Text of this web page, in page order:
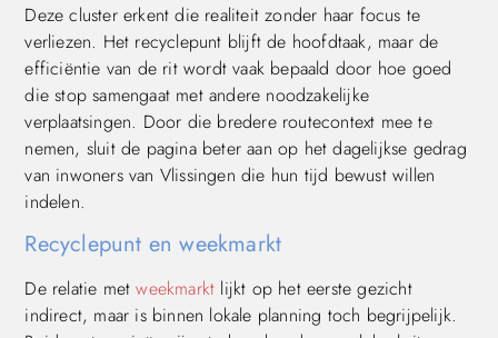
Deze cluster erkent die realiteit zonder haar focus te
verliezen. Het recyclepunt blijft de hoofdtaak, maar de
efficiëntie van de rit wordt vaak bepaald door hoe goed
die stop samengaat met andere noodzakelijke
verplaatsingen. Door die bredere routecontext mee te
nemen, sluit de pagina beter aan op het dagelijkse gedrag
van inwoners van Vlissingen die hun tijd bewust willen
indelen.
Recyclepunt en weekmarkt
De relatie metweekmarkt lijkt op het eerste gezicht
indirect, maar is binnen lokale planning toch begrijpelijk.